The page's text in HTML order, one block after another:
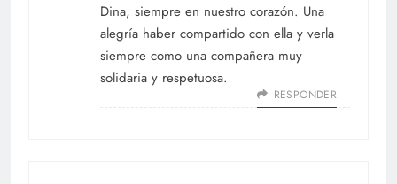
Dina, siempre en nuestro corazón. Una
alegría haber compartido con ella y verla
siempre como una compañera muy
solidaria y respetuosa.
RESPONDER